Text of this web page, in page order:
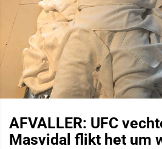
AFVALLER: UFC
Masvidal flikt het um